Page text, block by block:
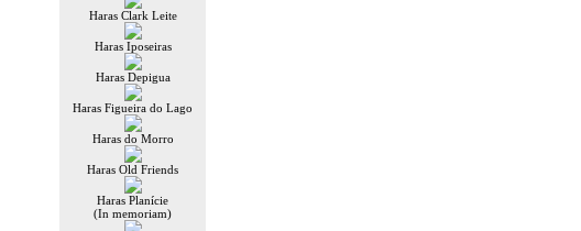
Haras Clark Leite
Haras Iposeiras
Haras Depigua
Haras Figueira do Lago
Haras do Morro
Haras Old Friends
Haras Planície
(In memoriam)